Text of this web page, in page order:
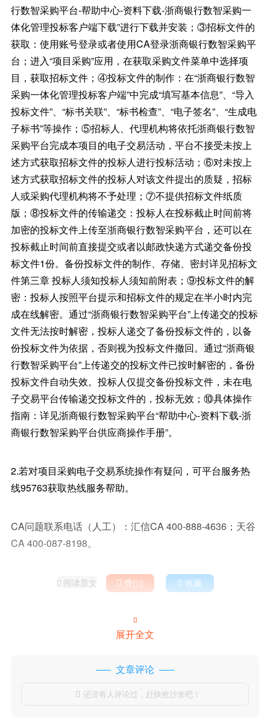
行数智采购平台-帮助中心-资料下载-浙商银行数智采购一
体化管理投标客户端下载”进行下载并安装；③招标文件的
获取：使用账号登录或者使用CA登录浙商银行数智采购平
台；进入“项目采购”应用，在获取采购文件菜单中选择项
目，获取招标文件；④投标文件的制作：在“浙商银行数智
采购一体化管理投标客户端”中完成“填写基本信息”、“导入
投标文件”、“标书关联”、“标书检查”、“电子签名”、“生成电
子标书”等操作；⑤招标人、代理机构将依托浙商银行数智
采购平台完成本项目的电子交易活动，平台不接受未按上
述方式获取招标文件的投标人进行投标活动；⑥对未按上
述方式获取招标文件的投标人对该文件提出的质疑，招标
人或采购代理机构将不予处理；⑦不提供招标文件纸质
版；⑧投标文件的传输递交：投标人在投标截止时间前将
加密的投标文件上传至浙商银行数智采购平台，还可以在
投标截止时间前直接提交或者以邮政快递方式递交备份投
标文件1份。备份投标文件的制作、存储、密封详见招标文
件第三章 投标人须知投标人须知前附表；⑨投标文件的解
密：投标人按照平台提示和招标文件的规定在半小时内完
成在线解密。通过“浙商银行数智采购平台”上传递交的投标
文件无法按时解密，投标人递交了备份投标文件的，以备
份投标文件为依据，否则视为投标文件撤回。通过“浙商银
行数智采购平台”上传递交的投标文件已按时解密的，备份
投标文件自动失效。投标人仅提交备份投标文件，未在电
子交易平台传输递交投标文件的，投标无效；⑩具体操作
指南：详见浙商银行数智采购平台“帮助中心-资料下载-浙
商银行数智采购平台供应商操作手册”。
2.若对项目采购电子交易系统操作有疑问，可平台服务热
线95763获取热线服务帮助。
CA问题联系电话（人工）：汇信CA 400-888-4636；天谷
CA 400-087-8198。
 阅读原文  赞()  收藏

展开全文
文章评论
 还没有人评论过，赶快抢沙发吧！